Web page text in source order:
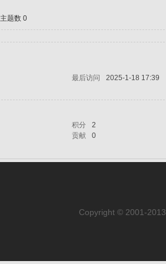
主题数 0
最后访问 2025-1-18 17:39
积分 2
贡献 0
Copyright © 2001-2013